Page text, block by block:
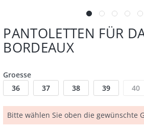
PANTOLETTEN FÜR
BORDEAUX
Groesse
36
37 38 39 40
Bitte wählen Sie oben die gewünschte